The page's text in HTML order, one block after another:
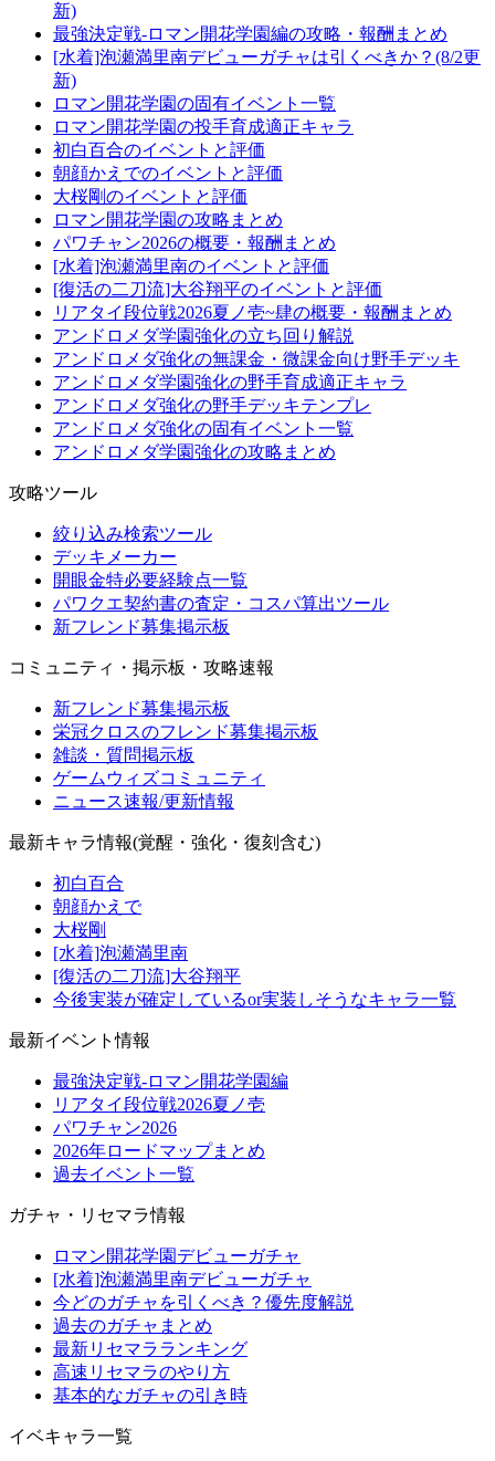
新)
最強決定戦-ロマン開花学園編の攻略・報酬まとめ
[水着]泡瀬満里南デビューガチャは引くべきか？(8/2更
新)
ロマン開花学園の固有イベント一覧
ロマン開花学園の投手育成適正キャラ
初白百合のイベントと評価
朝顔かえでのイベントと評価
大桜剛のイベントと評価
ロマン開花学園の攻略まとめ
パワチャン2026の概要・報酬まとめ
[水着]泡瀬満里南のイベントと評価
[復活の二刀流]大谷翔平のイベントと評価
リアタイ段位戦2026夏ノ壱~肆の概要・報酬まとめ
アンドロメダ学園強化の立ち回り解説
アンドロメダ強化の無課金・微課金向け野手デッキ
アンドロメダ学園強化の野手育成適正キャラ
アンドロメダ強化の野手デッキテンプレ
アンドロメダ強化の固有イベント一覧
アンドロメダ学園強化の攻略まとめ
攻略ツール
絞り込み検索ツール
デッキメーカー
開眼金特必要経験点一覧
パワクエ契約書の査定・コスパ算出ツール
新フレンド募集掲示板
コミュニティ・掲示板・攻略速報
新フレンド募集掲示板
栄冠クロスのフレンド募集掲示板
雑談・質問掲示板
ゲームウィズコミュニティ
ニュース速報/更新情報
最新キャラ情報(覚醒・強化・復刻含む)
初白百合
朝顔かえで
大桜剛
[水着]泡瀬満里南
[復活の二刀流]大谷翔平
今後実装が確定しているor実装しそうなキャラ一覧
最新イベント情報
最強決定戦-ロマン開花学園編
リアタイ段位戦2026夏ノ壱
パワチャン2026
2026年ロードマップまとめ
過去イベント一覧
ガチャ・リセマラ情報
ロマン開花学園デビューガチャ
[水着]泡瀬満里南デビューガチャ
今どのガチャを引くべき？優先度解説
過去のガチャまとめ
最新リセマラランキング
高速リセマラのやり方
基本的なガチャの引き時
イベキャラ一覧